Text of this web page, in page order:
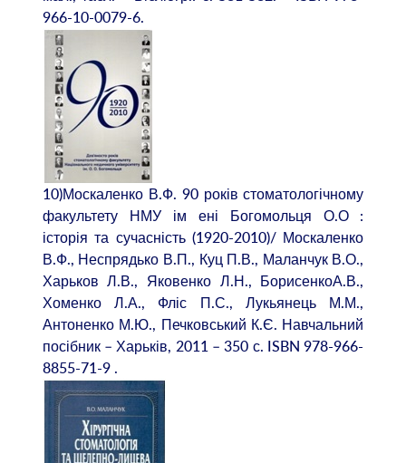
966-10-0079-6.
10)Москаленко В.Ф. 90 років стоматологічному
факультету НМУ ім ені Богомольця О.О :
історія та сучасність (1920-2010)/ Москаленко
В.Ф., Неспрядько В.П., Куц П.В., Маланчук В.О.,
Харьков Л.В., Яковенко Л.Н., БорисенкоА.В.,
Хоменко Л.А., Фліс П.С., Лукьянець М.М.,
Антоненко М.Ю., Печковський К.Є. Навчальний
посібник – Харьків, 2011 – 350 с. ISBN 978-966-
8855-71-9 .